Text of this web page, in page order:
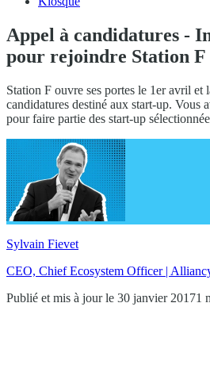
Appel à candidatures -
pour rejoindre Station F
Station F ouvre ses portes le 1er avril et
candidatures destiné aux start-up. Vous
pour faire partie des start-up
Sylvain Fievet
CEO, Chief Ecosystem Officer |
Publié et mis à jour le 30 janvier 20171